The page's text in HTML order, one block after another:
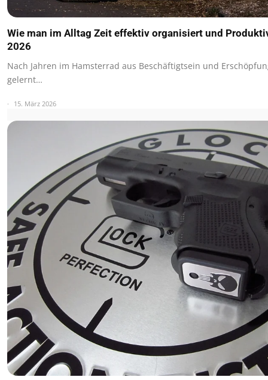
Wie man im Alltag Zeit effektiv organisiert und
2026
Nach Jahren im Hamsterrad aus Beschäftigtsein und
gelernt…
15. März 2026